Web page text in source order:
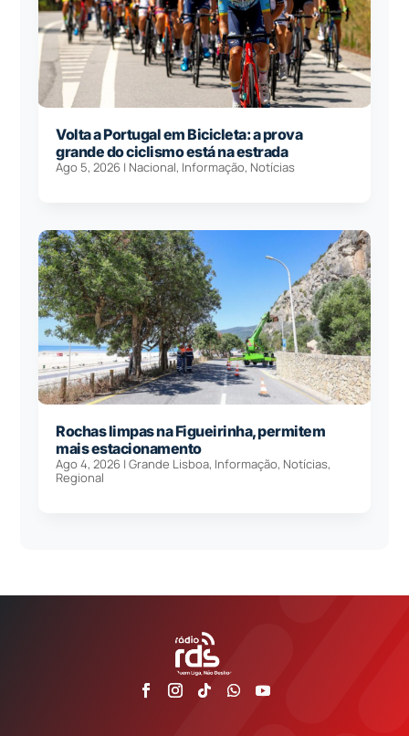
Volta a Portugal em Bicicleta: a prova
grande do ciclismo está na estrada
Ago 5, 2026 | Nacional, Informação, Notícias
Rochas limpas na Figueirinha, permitem
mais estacionamento
Ago 4, 2026 |Grande Lisboa, Informação, Notícias,
Regional